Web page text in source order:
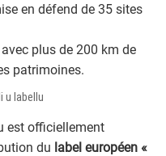
en défend de 35 sites
plus de 200 km de
patrimoines.
u labellu
est officiellement
du label européen «